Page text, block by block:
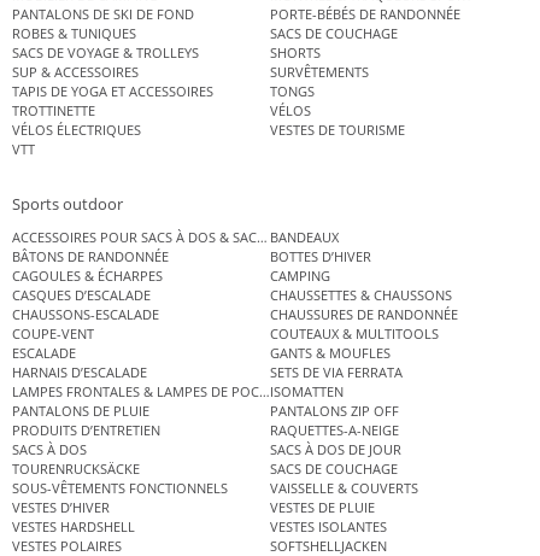
PANTALONS DE SKI DE FOND
PORTE-BÉBÉS DE RANDONNÉE
ROBES & TUNIQUES
SACS DE COUCHAGE
SACS DE VOYAGE & TROLLEYS
SHORTS
SUP & ACCESSOIRES
SURVÊTEMENTS
TAPIS DE YOGA ET ACCESSOIRES
TONGS
TROTTINETTE
VÉLOS
VÉLOS ÉLECTRIQUES
VESTES DE TOURISME
VTT
Sports outdoor
ACCESSOIRES POUR SACS À DOS & SACS ÉTANCHES
BANDEAUX
BÂTONS DE RANDONNÉE
BOTTES D’HIVER
CAGOULES & ÉCHARPES
CAMPING
CASQUES D’ESCALADE
CHAUSSETTES & CHAUSSONS
CHAUSSONS-ESCALADE
CHAUSSURES DE RANDONNÉE
COUPE-VENT
COUTEAUX & MULTITOOLS
ESCALADE
GANTS & MOUFLES
HARNAIS D’ESCALADE
SETS DE VIA FERRATA
LAMPES FRONTALES & LAMPES DE POCHEISOMATTEN
PANTALONS DE PLUIE
PANTALONS ZIP OFF
PRODUITS D’ENTRETIEN
RAQUETTES-A-NEIGE
SACS À DOS
SACS À DOS DE JOUR
TOURENRUCKSÄCKE
SACS DE COUCHAGE
SOUS-VÊTEMENTS FONCTIONNELS
VAISSELLE & COUVERTS
VESTES D’HIVER
VESTES DE PLUIE
VESTES HARDSHELL
VESTES ISOLANTES
VESTES POLAIRES
SOFTSHELLJACKEN